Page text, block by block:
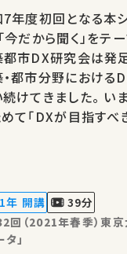
年度初回となる本
今だから聞く」をテ
市DX研究会は発
都市分野における
けてきました。 い
て「DXが目指すべ
究会では、その推進
に焦点を当てたシ
年 開講
39分
回（2021年春季）東
タ」